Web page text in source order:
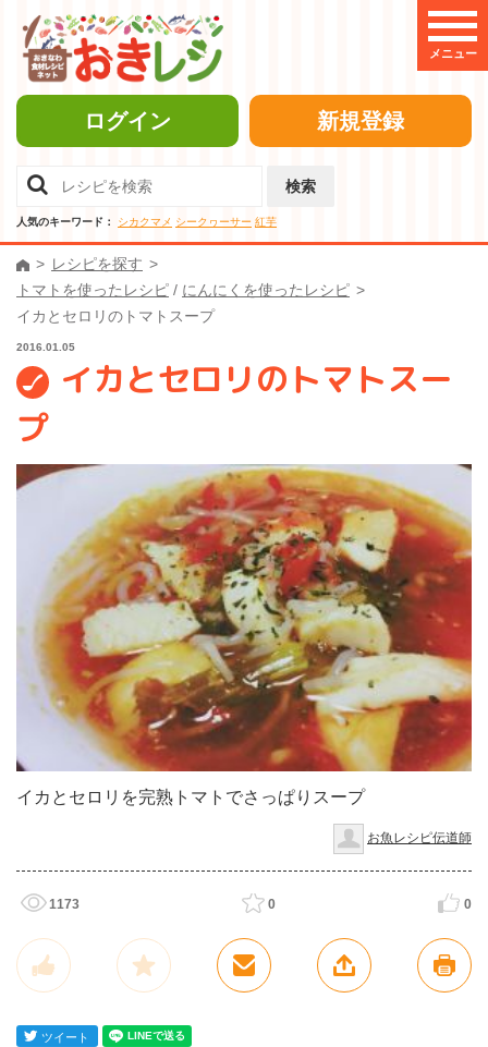
メニュー
ログイン 新規登録
検索
人気のキーワード： シカクマメ シークヮーサー 紅芋
レシピを探す
トマトを使ったレシピ / にんにくを使ったレシピ
イカとセロリのトマトスープ
2016.01.05
イカとセロリのトマトスー
プ
イカとセロリを完熟トマトでさっぱりスープ
お魚レシピ伝道師
1173 0 0